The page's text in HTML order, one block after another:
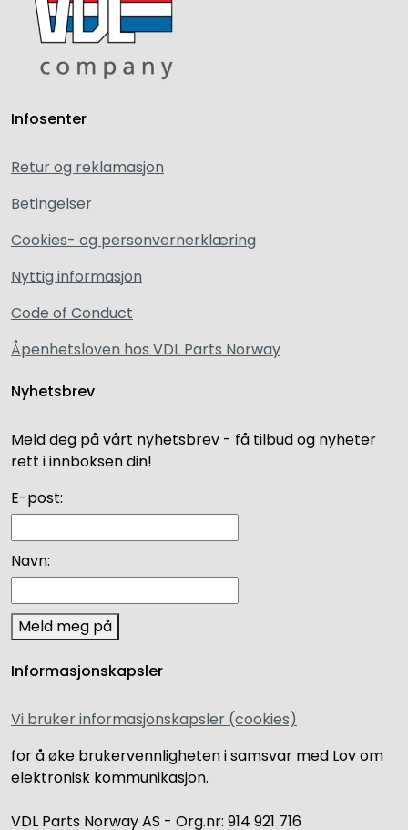
Infosenter
Retur og reklamasjon
Betingelser
Cookies- og personvernerklæring
Nyttig informasjon
Code of Conduct
Åpenhetsloven hos VDL Parts Norway
Nyhetsbrev
Meld deg på vårt nyhetsbrev - få tilbud og nyheter
rett i innboksen din!
E-post:
Navn:
Meld meg på
Informasjonskapsler
Vi bruker informasjonskapsler (cookies)
for å øke brukervennligheten i samsvar med Lov om
elektronisk kommunikasjon.
VDL Parts Norway AS - Org.nr: 914 921 716